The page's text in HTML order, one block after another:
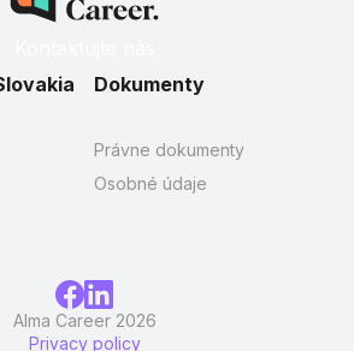
Dokumenty
Právne dokumenty
Osobné údaje
Alma Career 2026
Privacy policy